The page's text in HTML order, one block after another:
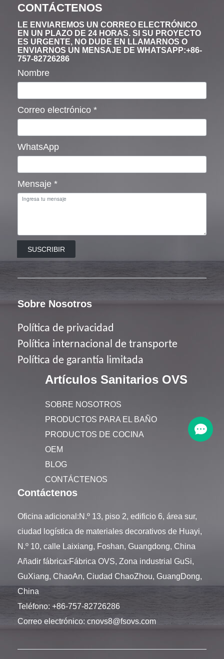
CONTÁCTENOS
LE ENVIAREMOS UN CORREO ELECTRÓNICO
EN UN PLAZO DE 24 HORAS. SI SU PROYECTO
ES URGENTE, NO DUDE EN LLAMARNOS O
ENVIARNOS UN MENSAJE DE WHATSAPP:+86-
757-82726286
Nombre
Correo electrónico *
WhatsApp
Mensaje *
SUSCRIBIR
Sobre Nosotros
Política de privacidad
Política internacional de transporte
Política de garantía limitada
Artículos Sanitarios OVS
SOBRE NOSOTROS
PRODUCTOS PARA EL BAÑO
PRODUCTOS DE COCINA
OEM
BLOG
CONTÁCTENOS
Contáctenos
Oficina adicional:N.º 13, piso 2, edificio 6, área sur,
ciudad logística de materiales decorativos de Huayi,
N.º 10, calle Laixiang, Foshan, Guangdong, China
Añadir fábrica:Fábrica OVS, Zona industrial GuSi,
GuXiang, ChaoAn, Ciudad ChaoZhou, GuangDong,
China
Teléfono: +86-757-82726286
Correo electrónico: cnovs8@fsovs.com